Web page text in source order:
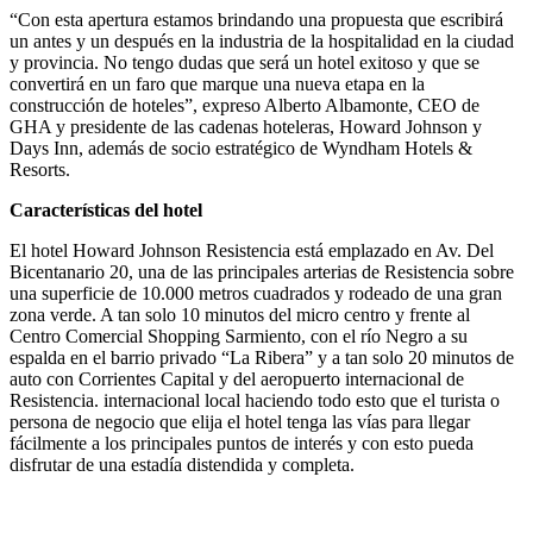
“Con esta apertura estamos brindando una propuesta que escribirá
un antes y un después en la industria de la hospitalidad en la ciudad
y provincia. No tengo dudas que será un hotel exitoso y que se
convertirá en un faro que marque una nueva etapa en la
construcción de hoteles”, expreso Alberto Albamonte, CEO de
GHA y presidente de las cadenas hoteleras, Howard Johnson y
Days Inn, además de socio estratégico de Wyndham Hotels &
Resorts.
Características del hotel
El hotel Howard Johnson Resistencia está emplazado en Av. Del
Bicentanario 20, una de las principales arterias de Resistencia sobre
una superficie de 10.000 metros cuadrados y rodeado de una gran
zona verde. A tan solo 10 minutos del micro centro y frente al
Centro Comercial Shopping Sarmiento, con el río Negro a su
espalda en el barrio privado “La Ribera” y a tan solo 20 minutos de
auto con Corrientes Capital y del aeropuerto internacional de
Resistencia. internacional local haciendo todo esto que el turista o
persona de negocio que elija el hotel tenga las vías para llegar
fácilmente a los principales puntos de interés y con esto pueda
disfrutar de una estadía distendida y completa.